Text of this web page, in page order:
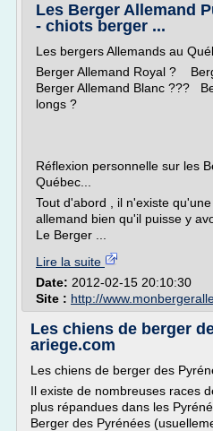
Les Berger Allemand
- chiots berger ...
Les bergers Allemands au
Berger Allemand Royal ?
Berger Allemand Blanc ???
longs ?
Réflexion personnelle sur les
Québec...
Tout d'abord , il n'existe
allemand bien qu'il puisse y
Le Berger ...
Lire la suite
Date: 2012-02-15 20:10:30
Site : http://
Les chiens de berger
ariege.com
Les chiens de berger des
Il existe de nombreuses races
plus répandues dans les
Berger des Pyrénées